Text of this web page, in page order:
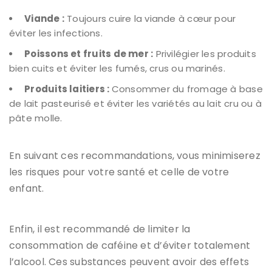
Viande : Toujours cuire la viande à cœur pour
éviter les infections.
Poissons et fruits de mer : Privilégier les produits
bien cuits et éviter les fumés, crus ou marinés.
Produits laitiers :Consommer du fromage à base
de lait pasteurisé et éviter les variétés au lait cru ou à
pâte molle.
En suivant ces recommandations, vous minimiserez
les risques pour votre santé et celle de votre
enfant.
Enfin, il est recommandé de limiter la
consommation de caféine et d’éviter totalement
l’alcool. Ces substances peuvent avoir des effets